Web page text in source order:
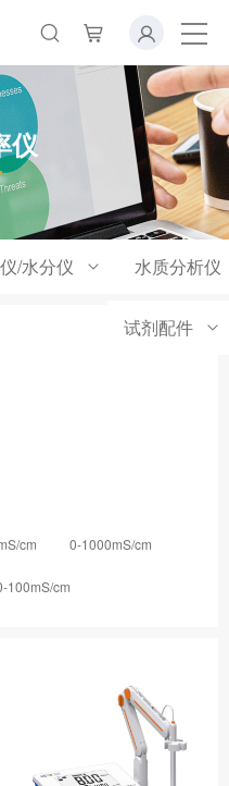
仪
/水分仪 水质分析仪
试剂配件
cm 0-1000mS/cm
100mS/cm